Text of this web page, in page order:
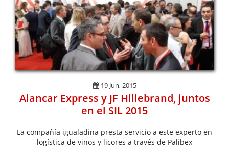
19 Jun, 2015
Alancar Express y JF Hillebrand, juntos
en el SIL 2015
La compañía igualadina presta servicio a este experto en
logística de vinos y licores a través de Palibex